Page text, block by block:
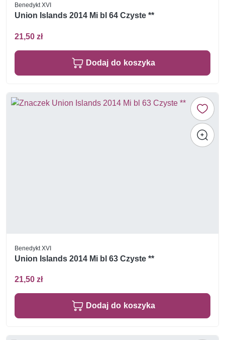
Benedykt XVI
Union Islands 2014 Mi bl 64 Czyste **
21,50 zł
Dodaj do koszyka
Benedykt XVI
Union Islands 2014 Mi bl 63 Czyste **
21,50 zł
Dodaj do koszyka